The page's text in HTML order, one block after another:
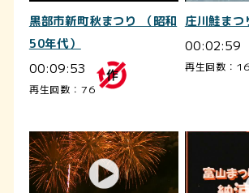
黒部市新町秋まつり （昭和
50年代）
00:09:53
再生回数：76
庄川鮭まつ
00:02:59
再生回数：